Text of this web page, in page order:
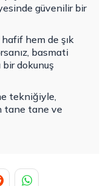
güvenilir bir
hem de şık
basmati
bir dokunuş
tekniğiyle,
tane tane ve